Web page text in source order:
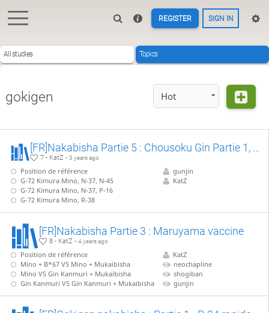
REGISTER SIGN IN
All studies Topics
gokigen Hot
[FR]Nakabisha Partie 5 : Chousoku Gin Partie 1, variantes sans Anaguma
7 - KatZ - 3 years ago
Position de référence
G-72 Kimura Mino, N-37, N-45
G-72 Kimura Mino, N-37, P-16
G-72 Kimura Mino, R-38
gunjin
KatZ
[FR]Nakabisha Partie 3 : Maruyama vaccine
8 - KatZ -4 years ago
Position de référence
Mino + B*67 VS Mino + Mukaibisha
Mino VS Gin Kanmuri + Mukaibisha
Gin Kanmuri VS Gin Kanmuri + Mukaibisha
KatZ
neochapline
shogiban
gunjin